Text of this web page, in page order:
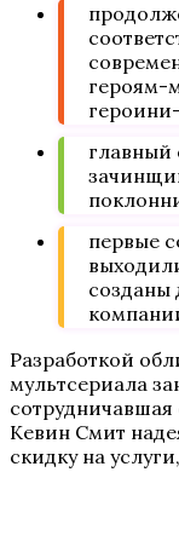
героям-
главный
первые
созданы
Разработкой
мультсериала
сотрудничавшая
Кевин Смит
скидку на